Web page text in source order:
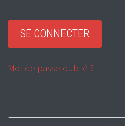
Mot de passe oublié ?